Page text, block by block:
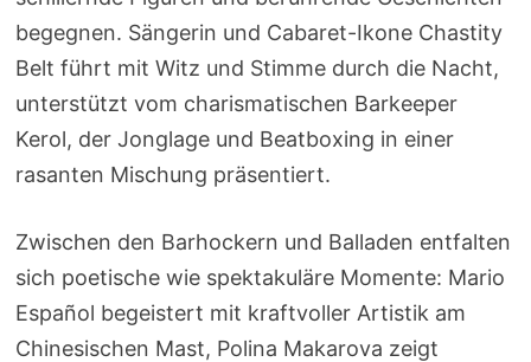
begegnen. Sängerin und Cabaret-Ikone Chastity
Belt führt mit Witz und Stimme durch die Nacht,
unterstützt vom charismatischen Barkeeper
Kerol, der Jonglage und Beatboxing in einer
rasanten Mischung präsentiert.
Zwischen den Barhockern und Balladen entfalten
sich poetische wie spektakuläre Momente: Mario
Español begeistert mit kraftvoller Artistik am
Chinesischen Mast, Polina Makarova zeigt